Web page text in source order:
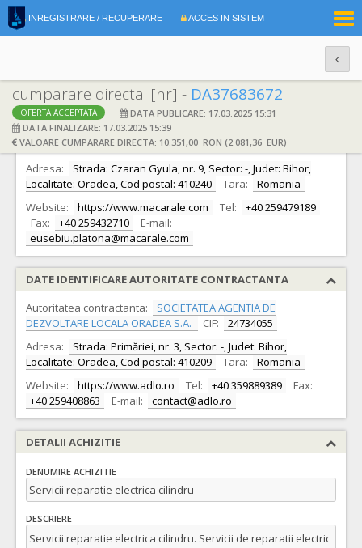
INREGISTRARE / RECUPERARE ACCES IN SISTEM
cumparare directa: [nr] - DA37683672
OFERTA ACCEPTATA
DATA PUBLICARE: 17.03.2025 15:31
DATA FINALIZARE: 17.03.2025 15:39
VALOARE CUMPARARE DIRECTA: 10.351,00 RON (2.081,36 EUR)
DATE IDENTIFICARE OFERTANT
Ofertant: S.C. DEME MACARALE SRL S.R.L. CIF: 6073087
Adresa:
Strada: Czaran Gyula, nr. 9, Sector: -, Judet: Bihor,
Localitate: Oradea, Cod postal: 410240
Tara:
Romania
Website:
https://www.macarale.com Tel:
+40 259479189
Fax:
+40 259432710
E-mail:
eusebiu.platona@macarale.com
DATE IDENTIFICARE AUTORITATE CONTRACTANTA
Autoritatea contractanta:
SOCIETATEA AGENTIA DE
DEZVOLTARE LOCALA ORADEA S.A.
CIF:
24734055
Adresa:
Strada: Primăriei, nr. 3, Sector: -, Judet: Bihor,
Localitate: Oradea, Cod postal: 410209
Tara:
Romania
Website:
https://www.adlo.ro Tel: +40 359889389
Fax:
+40 259408863
E-mail: contact@adlo.ro
DETALII ACHIZITIE
DENUMIRE ACHIZITIE
Servicii reparatie electrica cilindru
DESCRIERE
Servicii reparatie electrica cilindru. Servicii de reparatii electric